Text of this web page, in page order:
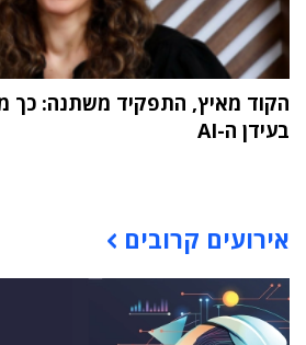
הקוד מאיץ, התפקיד משתנה: כך
בעידן ה-AI
אירועים קרובים